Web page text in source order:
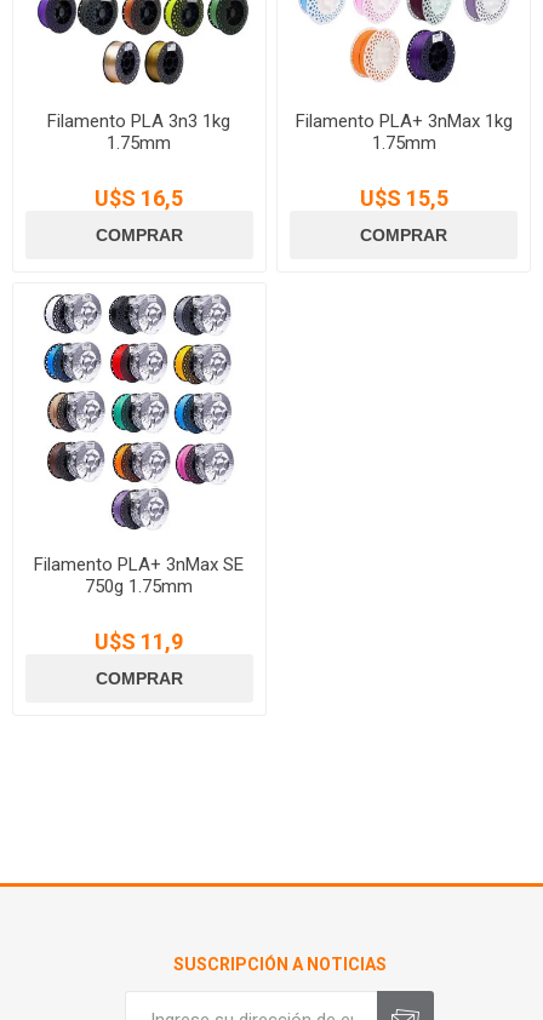
Filamento PLA 3n3 1kg
1.75mm
U$S 16,5
Filamento PLA+ 3nMax 1kg
1.75mm
U$S 15,5
Filamento PLA+ 3nMax SE
750g 1.75mm
U$S 11,9
SUSCRIPCIÓN A NOTICIAS